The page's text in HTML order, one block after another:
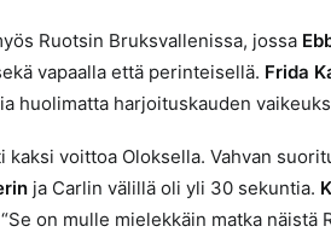
Ruotsin Bruksvallenissa, jossa
vapaalla että perinteisellä. Frida
huolimatta harjoituskauden
kaksi voittoa Oloksella. Vahvan
ja Carlin välillä oli yli 30 sekuntia.
on mulle mielekkäin matka